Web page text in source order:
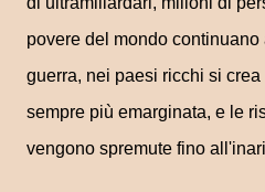
povere del mondo continuano
guerra, nei paesi ricchi si
sempre più emarginata, e le
vengono spremute fino